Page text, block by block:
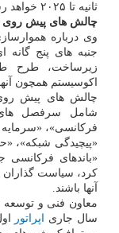
ثانیه تا ۲۰۲۵ خواهد رسید.
چالش های پیش روی
جنبه های پنج
زیرساخت، طرح
اکوسیستم همچون
شامل سرفصل
فرکانسی»، «سرمایه
«پیچیدگی شبکه»،
«باندهای
کرد، سیاست گذاران
آنها باشند.
معاون فنی و توسعه
سال جاری
اپراتور